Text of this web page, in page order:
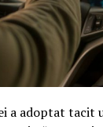
a adoptat tacit